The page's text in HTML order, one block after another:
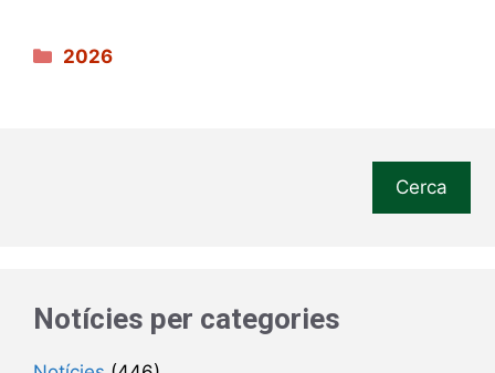
Categories
2026
Cerca
Notícies per categories